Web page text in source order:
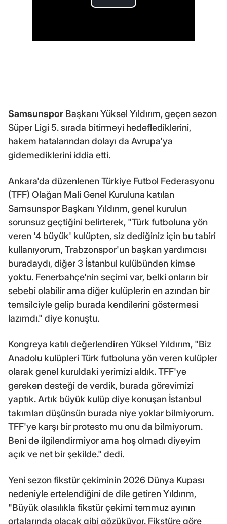
Samsunspor Başkanı Yüksel Yıldırım, geçen sezon
Süper Ligi 5. sırada bitirmeyi hedeflediklerini,
hakem hatalarından dolayı da Avrupa'ya
gidemediklerini iddia etti.
Ankara'da düzenlenen Türkiye Futbol Federasyonu
(TFF) Olağan Mali Genel Kuruluna katılan
Samsunspor Başkanı Yıldırım, genel kurulun
sorunsuz geçtiğini belirterek, "Türk futboluna yön
veren '4 büyük' kulüpten, siz dediğiniz için bu tabiri
kullanıyorum, Trabzonspor'un başkan yardımcısı
buradaydı, diğer 3 İstanbul kulübünden kimse
yoktu. Fenerbahçe'nin seçimi var, belki onların bir
sebebi olabilir ama diğer kulüplerin en azından bir
temsilciyle gelip burada kendilerini göstermesi
lazımdı." diye konuştu.
Kongreya katılı değerlendiren Yüksel Yıldırım, "Biz
Anadolu kulüpleri Türk futboluna yön veren kulüpler
olarak genel kuruldaki yerimizi aldık. TFF'ye
gereken desteği de verdik, burada görevimizi
yaptık. Artık büyük kulüp diye konuşan İstanbul
takımları düşünsün burada niye yoklar bilmiyorum.
TFF'ye karşı bir protesto mu onu da bilmiyorum.
Beni de ilgilendirmiyor ama hoş olmadı diyeyim
açık ve net bir şekilde." dedi.
Yeni sezon fikstür çekiminin 2026 Dünya Kupası
nedeniyle ertelendiğini de dile getiren Yıldırım,
"Büyük olasılıkla fikstür çekimi temmuz ayının
ortalarında olacak gibi gözüküyor. Fikstüre göre